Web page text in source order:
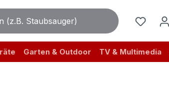
Garten & Outdoor TV & Multimedia